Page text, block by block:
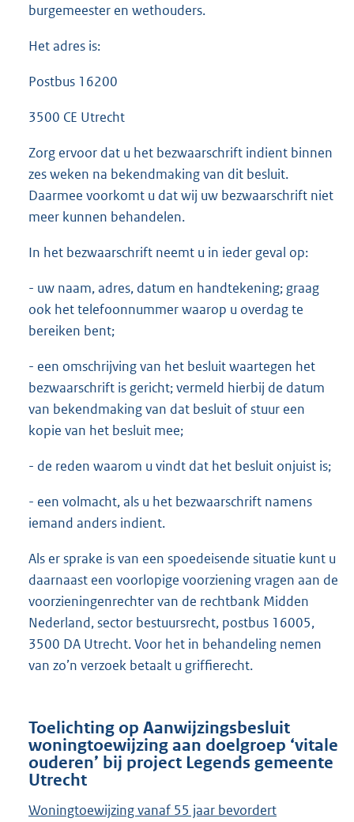
burgemeester en wethouders.
Het adres is:
Postbus 16200
3500 CE Utrecht
Zorg ervoor dat u het bezwaarschrift indient binnen
zes weken na bekendmaking van dit besluit.
Daarmee voorkomt u dat wij uw bezwaarschrift niet
meer kunnen behandelen.
In het bezwaarschrift neemt u in ieder geval op:
- uw naam, adres, datum en handtekening; graag
ook het telefoonnummer waarop u overdag te
bereiken bent;
- een omschrijving van het besluit waartegen het
bezwaarschrift is gericht; vermeld hierbij de datum
van bekendmaking van dat besluit of stuur een
kopie van het besluit mee;
- de reden waarom u vindt dat het besluit onjuist is;
- een volmacht, als u het bezwaarschrift namens
iemand anders indient.
Als er sprake is van een spoedeisende situatie kunt u
daarnaast een voorlopige voorziening vragen aan de
voorzieningenrechter van de rechtbank Midden
Nederland, sector bestuursrecht, postbus 16005,
3500 DA Utrecht. Voor het in behandeling nemen
van zo’n verzoek betaalt u griffierecht.
Toelichting op Aanwijzingsbesluit
woningtoewijzing aan doelgroep ‘vitale
ouderen’ bij project Legends gemeente
Utrecht
Woningtoewijzing vanaf 55 jaar bevordert